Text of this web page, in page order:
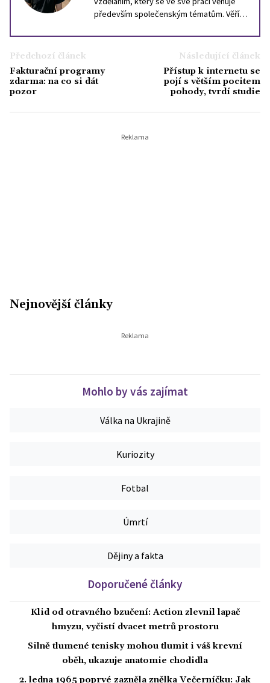
především společenským tématům. Věří,
zprostředkovat srozumitelně, aniž by se
vytratil jejich význam. Ve volném čase rád
čte filozofii, zajímá se o dějiny Evropy a
vždycky jej fascinoval svět celebrit, který
by podle něj posloužil pro nejednu
Předchozí článek
Fakturační programy
zdarma: na co si dát
pozor
Následující článek
Přístup k internetu se
pojí s větším pocitem
pohody, tvrdí studie
Nejnovější články
Mohlo by vás zajímat
Válka na Ukrajině
Kuriozity
Fotbal
Úmrtí
Dějiny a fakta
Doporučené články
Klid od otravného bzučení: Action zlevnil lapač
hmyzu, vyčistí dvacet metrů prostoru
Silně tlumené tenisky mohou tlumit i váš krevní
oběh, ukazuje anatomie chodidla
2. ledna 1965 poprvé zazněla znělka Večerníčku: Jak